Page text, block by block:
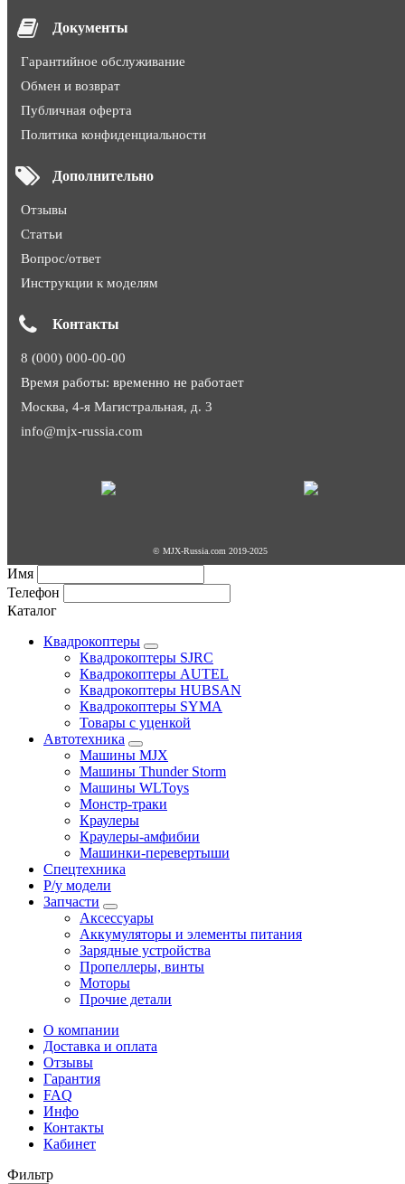
Документы
Гарантийное обслуживание
Обмен и возврат
Публичная оферта
Политика конфиденциальности
Дополнительно
Отзывы
Статьи
Вопрос/ответ
Инструкции к моделям
Контакты
8 (000) 000-00-00
Время работы: временно не работает
Москва, 4-я Магистральная, д. 3
info@mjx-russia.com
© MJX-Russia.com 2019-2025
Имя
Телефон
Каталог
Квадрокоптеры
Квадрокоптеры SJRC
Квадрокоптеры AUTEL
Квадрокоптеры HUBSAN
Квадрокоптеры SYMA
Товары с уценкой
Автотехника
Машины MJX
Машины Thunder Storm
Машины WLToys
Монстр-траки
Краулеры
Краулеры-амфибии
Машинки-перевертыши
Спецтехника
Р/у модели
Запчасти
Аксессуары
Аккумуляторы и элементы питания
Зарядные устройства
Пропеллеры, винты
Моторы
Прочие детали
О компании
Доставка и оплата
Отзывы
Гарантия
FAQ
Инфо
Контакты
Кабинет
Фильтр